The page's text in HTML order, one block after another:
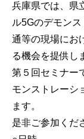
兵庫県では、県
ル5Gのデモン
通等の現場にお
る機会を提供し
第５回セミナー
モンストレーシ
ます。
是非ご参加くだ